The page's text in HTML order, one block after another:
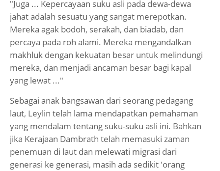
"Juga ... Kepercayaan suku asli pada dewa-dewa
jahat adalah sesuatu yang sangat merepotkan.
Mereka agak bodoh, serakah, dan biadab, dan
percaya pada roh alami. Mereka mengandalkan
makhluk dengan kekuatan besar untuk melindungi
mereka, dan menjadi ancaman besar bagi kapal
yang lewat ..."
Sebagai anak bangsawan dari seorang pedagang
laut, Leylin telah lama mendapatkan pemahaman
yang mendalam tentang suku-suku asli ini. Bahkan
jika Kerajaan Dambrath telah memasuki zaman
penemuan di laut dan melewati migrasi dari
generasi ke generasi, masih ada sedikit 'orang